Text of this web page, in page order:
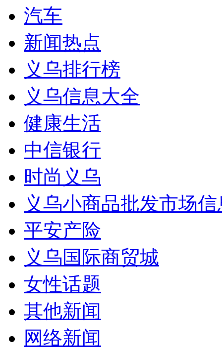
汽车
新闻热点
义乌排行榜
义乌信息大全
健康生活
中信银行
时尚义乌
义乌小商品批发市场
平安产险
义乌国际商贸城
女性话题
其他新闻
网络新闻